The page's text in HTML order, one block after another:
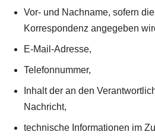
Vor- und Nachname, sofern
Korrespondenz angegeben
E-Mail-Adresse,
Telefonnummer,
Inhalt der an den
Nachricht,
technische Informationen im